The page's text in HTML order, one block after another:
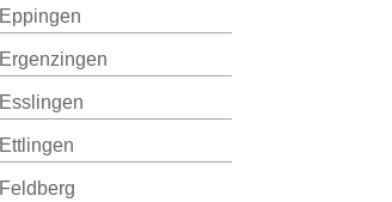
Eppingen
Ergenzingen
Esslingen
Ettlingen
Feldberg